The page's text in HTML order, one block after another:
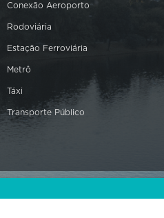
Conexão Aeroporto
Rodoviária
Estação Ferroviária
Metrô
Táxi
Transporte Público